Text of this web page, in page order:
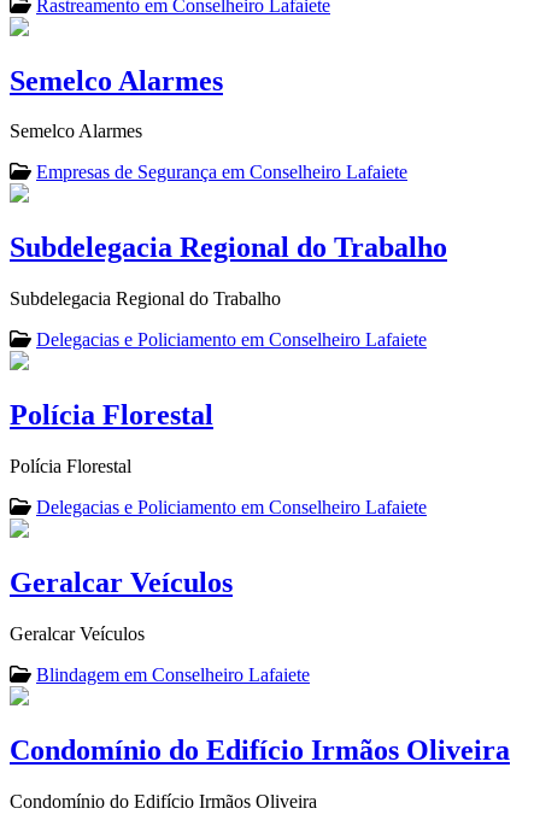
Rastreamento em Conselheiro Lafaiete
Semelco Alarmes
Semelco Alarmes
Empresas de Segurança em Conselheiro Lafaiete
Subdelegacia Regional do Trabalho
Subdelegacia Regional do Trabalho
Delegacias e Policiamento em Conselheiro Lafaiete
Polícia Florestal
Polícia Florestal
Delegacias e Policiamento em Conselheiro Lafaiete
Geralcar Veículos
Geralcar Veículos
Blindagem em Conselheiro Lafaiete
Condomínio do Edifício Irmãos Oliveira
Condomínio do Edifício Irmãos Oliveira